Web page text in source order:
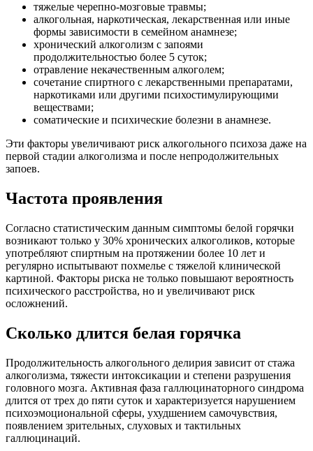
тяжелые черепно-мозговые травмы;
алкогольная, наркотическая, лекарственная или иные
формы зависимости в семейном анамнезе;
хронический алкоголизм с запоями
продолжительностью более 5 суток;
отравление некачественным алкоголем;
сочетание спиртного с лекарственными препаратами,
наркотиками или другими психостимулирующими
веществами;
соматические и психические болезни в анамнезе.
Эти факторы увеличивают риск алкогольного психоза даже на
первой стадии алкоголизма и после непродолжительных
запоев.
Частота проявления
Согласно статистическим данным симптомы белой горячки
возникают только у 30% хронических алкоголиков, которые
употребляют спиртным на протяжении более 10 лет и
регулярно испытывают похмелье с тяжелой клинической
картиной. Факторы риска не только повышают вероятность
психического расстройства, но и увеличивают риск
осложнений.
Сколько длится белая горячка
Продолжительность алкогольного делирия зависит от стажа
алкоголизма, тяжести интоксикации и степени разрушения
головного мозга. Активная фаза галлюцинаторного синдрома
длится от трех до пяти суток и характеризуется нарушением
психоэмоциональной сферы, ухудшением самочувствия,
появлением зрительных, слуховых и тактильных
галлюцинаций.